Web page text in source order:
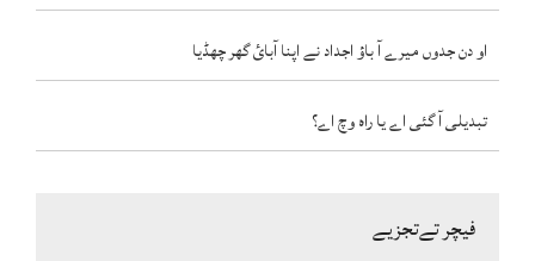
او دن جدوں میرے آ باؤ اجداد نے اپنا آبائ گھر چھڈیا
تبدیلی آ گئی اے یا راہ وچ اے؟
فیچر تےتجزیے